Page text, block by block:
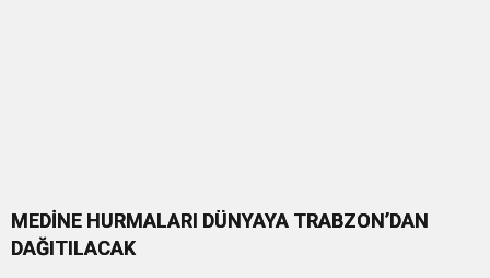
MEDİNE HURMALARI DÜNYAYA TRABZON’DAN
DAĞITILACAK